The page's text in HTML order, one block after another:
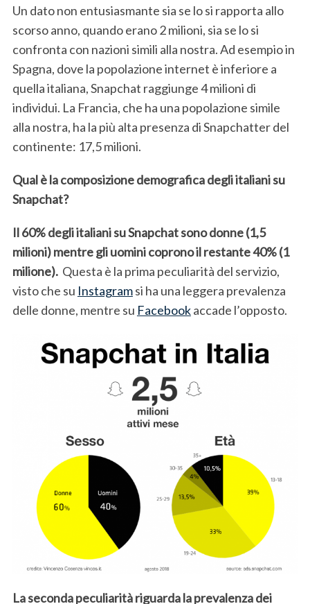
Un dato non entusiasmante sia se lo si rapporta allo
scorso anno, quando erano 2 milioni, sia se lo si
confronta con nazioni simili alla nostra. Ad esempio in
Spagna, dove la popolazione internet è inferiore a
quella italiana, Snapchat raggiunge 4 milioni di
individui. La Francia, che ha una popolazione simile
alla nostra, ha la più alta presenza di Snapchatter del
continente: 17,5 milioni.
Qual è la composizione demografica degli italiani su
Snapchat?
Il 60% degli italiani su Snapchat sono donne (1,5
milioni) mentre gli uomini coprono il restante 40% (1
milione). Questa è la prima peculiarità del servizio,
visto che su Instagramsi ha una leggera prevalenza
delle donne, mentre su Facebookaccade l’opposto.
La seconda peculiarità riguarda la prevalenza dei